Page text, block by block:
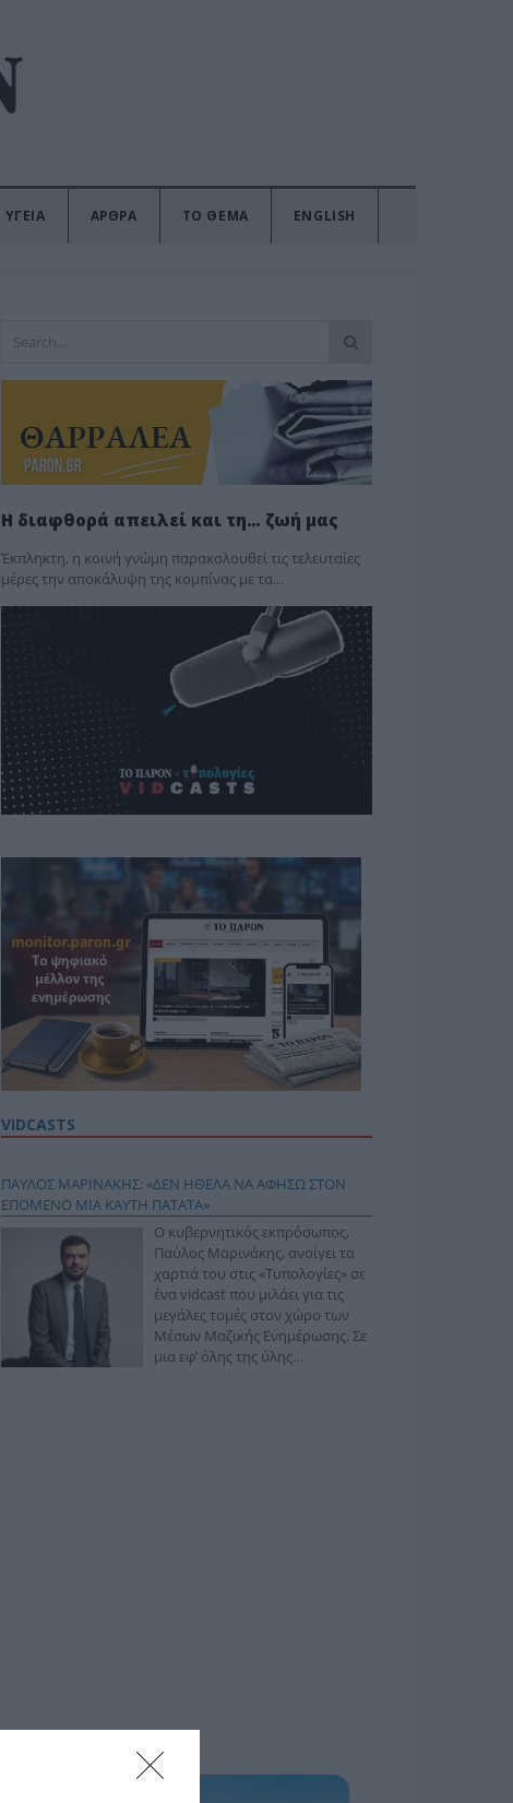
ΥΓΕΙΑ ΑΡΘΡΑ ΤΟ ΘΕΜΑ ENGLISH
Η διαφθορά απειλεί και τη… ζωή μας
Έκπληκτη, η κοινή γνώμη παρακολουθεί τις τελευταίες
μέρες την αποκάλυψη της κο­μπίνας με τα…
VIDCASTS
ΠΑΥΛΟΣ ΜΑΡΙΝΑΚΗΣ: «ΔΕΝ ΗΘΕΛΑ ΝΑ ΑΦΗΣΩ ΣΤΟΝ
ΕΠΟΜΕΝΟ ΜΙΑ ΚΑΥΤΗ ΠΑΤΑΤΑ»
Ο κυβερνητικός εκπρόσωπος,
Παύλος Μαρινάκης, ανοίγει τα
χαρτιά του στις «Τυπολογίες» σε
ένα vidcast που μιλάει για τις
μεγάλες τομές στον χώρο των
Μέσων Μαζικής Ενημέρωσης. Σε
μια εφ’ όλης της ύλης